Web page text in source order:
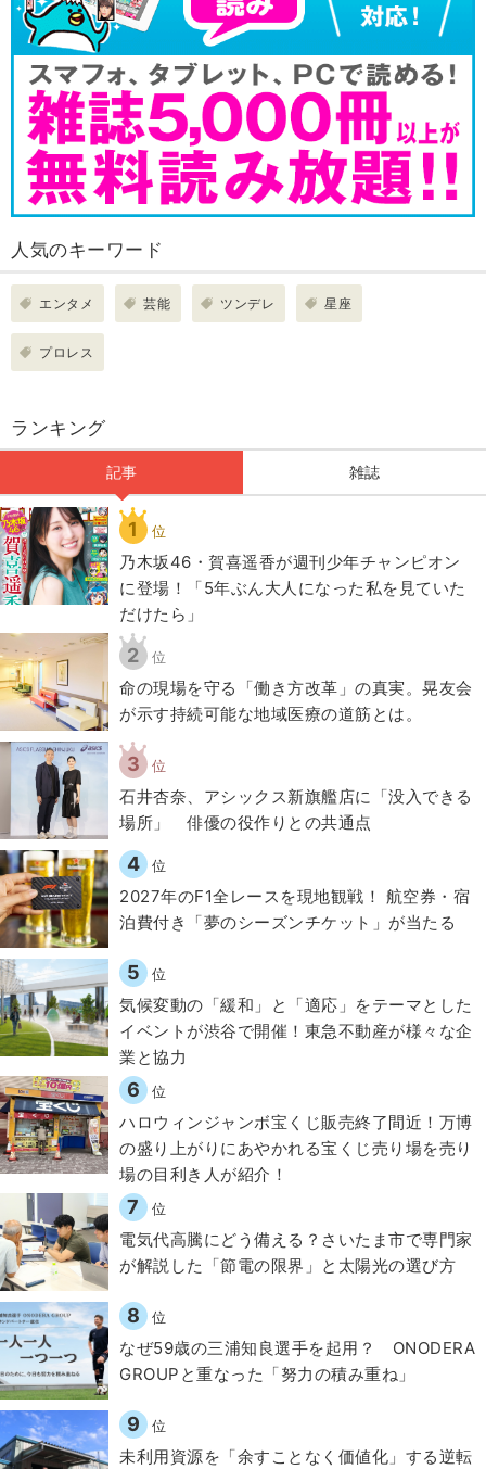
人気のキーワード
エンタメ 芸能 ツンデレ 星座
プロレス
ランキング
記事 雑誌
1 位
乃木坂46・賀喜遥香が週刊少年チャンピオン
に登場！「5年ぶん大人になった私を見ていた
だけたら」
2 位
​命の現場を守る「働き方改革」の真実。晃友会
が示す持続可能な地域医療の道筋とは。
3 位
石井杏奈、アシックス新旗艦店に「没入できる
場所」 俳優の役作りとの共通点
4 位
2027年のF1全レースを現地観戦！ 航空券・宿
泊費付き「夢のシーズンチケット」が当たる
5 位
気候変動の「緩和」と「適応」をテーマとした
イベントが渋谷で開催！東急不動産が様々な企
業と協力
6 位
ハロウィンジャンボ宝くじ販売終了間近！万博
の盛り上がりにあやかれる宝くじ売り場を売り
場の目利き人が紹介！
7 位
電気代高騰にどう備える？さいたま市で専門家
が解説した「節電の限界」と太陽光の選び方
8 位
なぜ59歳の三浦知良選手を起用？ ONODERA
GROUPと重なった「努力の積み重ね」
9 位
​​未利用資源を「余すことなく価値化」する逆転